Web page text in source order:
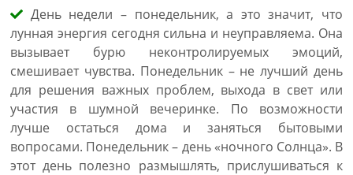
День недели – понедельник, а это значит, что
лунная энергия сегодня сильна и неуправляема. Она
вызывает бурю неконтролируемых эмоций,
смешивает чувства. Понедельник – не лучший день
для решения важных проблем, выхода в свет или
участия в шумной вечеринке. По возможности
лучше остаться дома и заняться бытовыми
вопросами. Понедельник – день «ночного Солнца». В
этот день полезно размышлять, прислушиваться к